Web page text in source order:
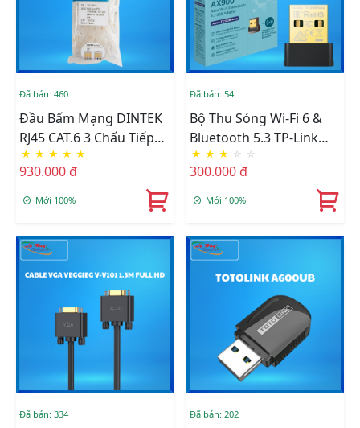
Đã bán: 460
Đầu Bấm Mạng DINTEK
RJ45 CAT.6 3 Chấu Tiếp
Xúc 50u Mạ Vàng 100
Chiếc/túi (1501-88028)
★ ★ ★ ★ ★
930.000 đ
Mới 100%
Đã bán: 54
Bộ Thu Sóng Wi-Fi 6 &
Bluetooth 5.3 TP-Link
Archer TX10UB Nano
AX900 Băng Tần Kép
★ ★ ★ ☆ ☆
300.000 đ
Mới 100%
Đã bán: 334 Đã bán: 202